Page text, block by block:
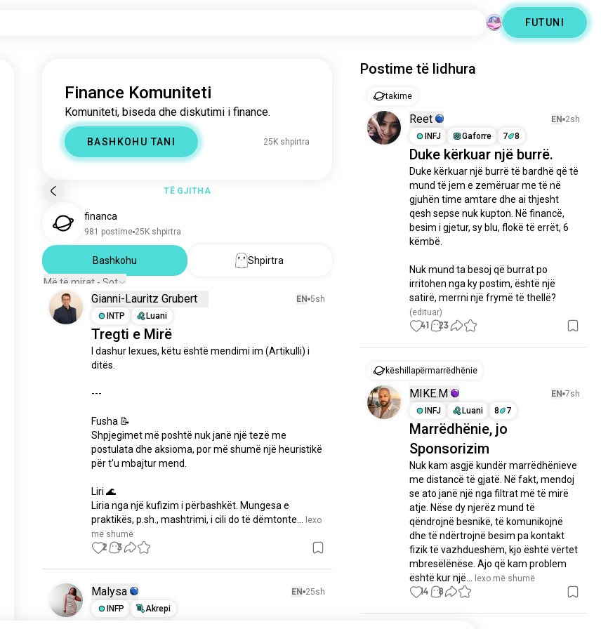
FUTUNI
Finance Komuniteti
Komuniteti, biseda dhe diskutimi i finance.
BASHKOHU TANI 25K shpirtra
TË GJITHA
financa
981 postime 25K shpirtra
Bashkohu
Shpirtra
Më të mirat - Sot
Gianni-Lauritz Grubert EN 5sh
INTP
Luani
Tregti e Mirë
I dashur lexues, këtu është mendimi im (Artikulli) i
ditës.
---
Fusha 📝
Shpjegimet më poshtë nuk janë një tezë me
postulata dhe aksioma, por më shumë një heuristikë
për t'u mbajtur mend.
Liri 🌊
Liria nga një kufizim i përbashkët. Mungesa e
praktikës, p.sh., mashtrimi, i cili do të dëmtonte...
lexo
më shumë
2 3
Malysa EN 25sh
INFP
Akrepi
Postime të lidhura
takime
Reet EN 2sh
INFJ
Gaforre 7 8
Duke kërkuar një burrë.
Duke kërkuar një burrë të bardhë që të
mund të jem e zemëruar me të në
gjuhën time amtare dhe ai thjesht
qesh sepse nuk kupton. Në financë,
besim i gjetur, sy blu, flokë të errët, 6
këmbë.
Nuk mund ta besoj që burrat po
irritohen nga ky postim, është një
satirë, merrni një frymë të thellë?
(edituar)
41 23
këshillapërmarrëdhënie
MIKE.M EN 7sh
INFJ
Luani 8 7
Marrëdhënie, jo
Sponsorizim
Nuk kam asgjë kundër marrëdhënieve
me distancë të gjatë. Në fakt, mendoj
se ato janë një nga filtrat më të mirë
atje. Nëse dy njerëz mund të
qëndrojnë besnikë, të komunikojnë
dhe të ndërtrojnë besim pa kontakt
fizik të vazhdueshëm, kjo është vërtet
mbresëlënëse. Ajo që kam problem
është kur një...
lexo më shumë
14 8